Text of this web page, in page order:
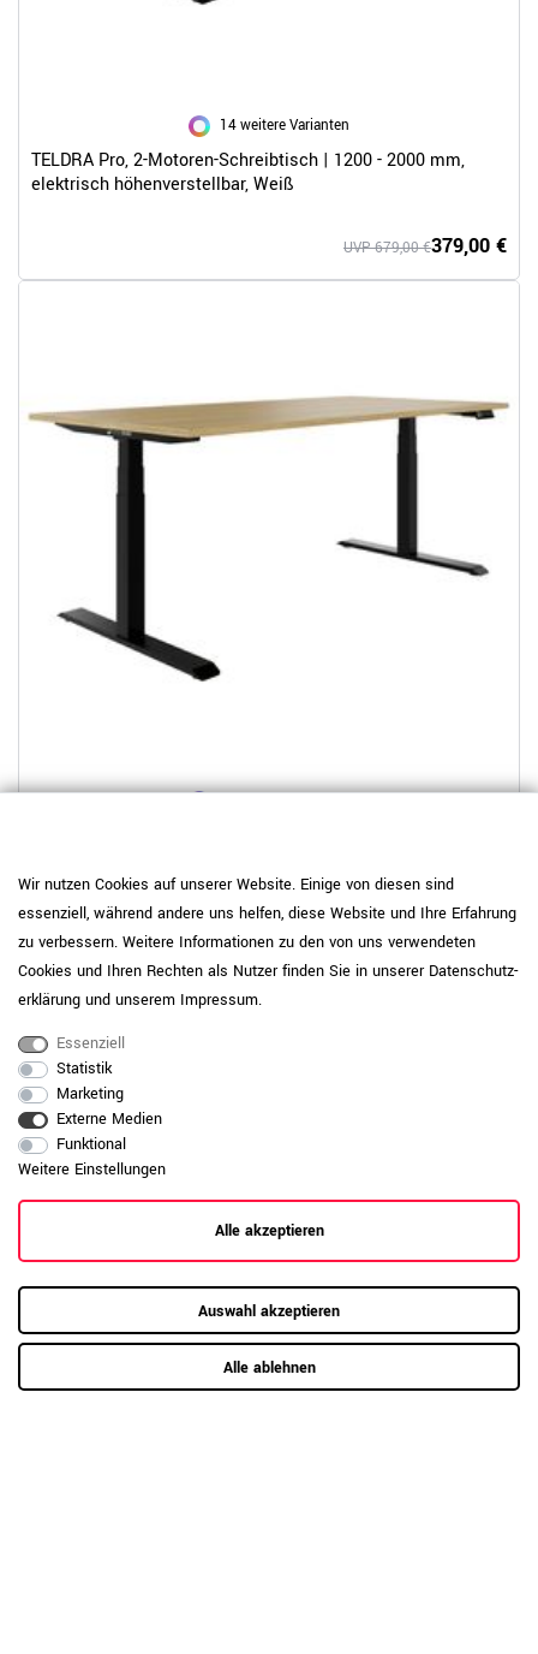
14 weitere Varianten
TELDRA Pro, 2-Motoren-Schreibtisch | 1200 - 2000 mm,
elektrisch höhenverstellbar, Weiß
379,00 €
UVP 679,00 €
439,00 €
UVP 739,00 €
Wir nutzen Cookies auf unserer Website. Einige von diesen sind
essenziell, während andere uns helfen, diese Website und Ihre Erfahrung
zu verbessern. Weitere Informationen zu den von uns verwendeten
Cookies und Ihren Rechten als Nutzer finden Sie in unserer Daten­schutz­
erklärung und unserem Impressum.
Essenziell
Statistik
Marketing
Externe Medien
Funktional
Weitere Einstellungen
Alle akzeptieren
Auswahl akzeptieren
Alle ablehnen